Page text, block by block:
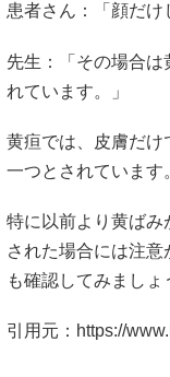
患者さん：「顔だけ
先生：「その場合
れています。」
黄疸では、皮膚だけ
一つとされています
特に以前より黄ばみ
された場合には注意
も確認してみましょ
引用元： https://